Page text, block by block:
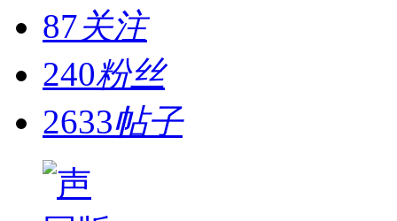
87关注
240粉丝
2633帖子